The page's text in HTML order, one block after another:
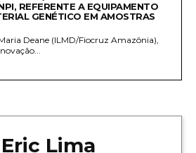
REFERENTE A EQUIPAMENTO
GENÉTICO EM AMOSTRAS
Deane (ILMD/Fiocruz Amazônia),
Eric Lima